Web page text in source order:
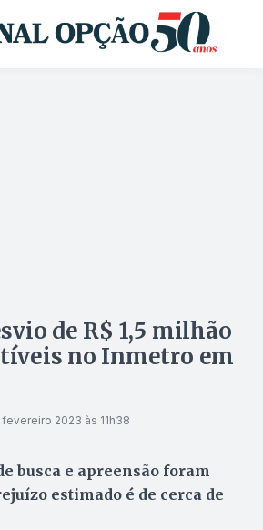
de R$ 1,5 milhão
no Inmetro em
fevereiro 2023 às 11h38
busca e apreensão foram
estimado é de cerca de